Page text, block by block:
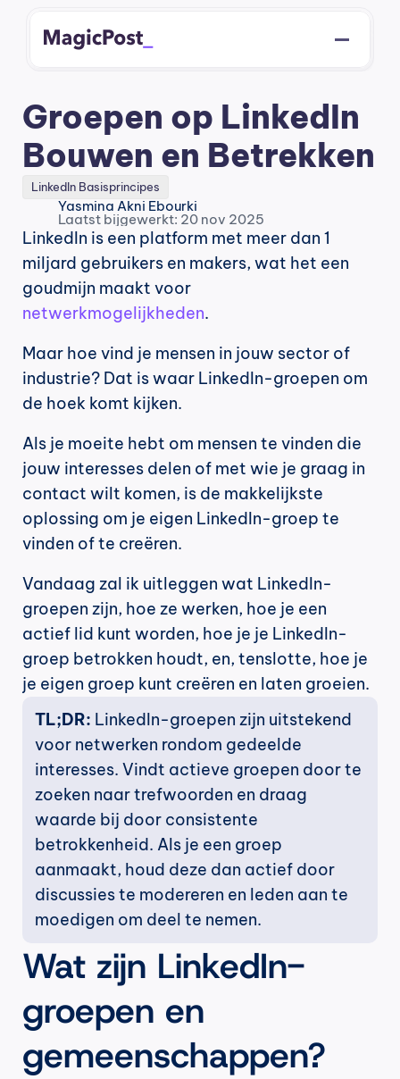
Groepen op LinkedIn
Bouwen en Betrekken
LinkedIn Basisprincipes
Yasmina Akni Ebourki
Laatst bijgewerkt: 20 nov 2025
LinkedIn is een platform met meer dan 1
miljard gebruikers en makers, wat het een
netwerkmogelijkheden.
Maar hoe vind je mensen in jouw sector of
industrie? Dat is waar LinkedIn-groepen om
de hoek komt kijken.
Als je moeite hebt om mensen te vinden die
jouw interesses delen of met wie je graag in
contact wilt komen, is de makkelijkste
oplossing om je eigen LinkedIn-groep te
vinden of te creëren.
Vandaag zal ik uitleggen wat LinkedIn-
groepen zijn, hoe ze werken, hoe je een
actief lid kunt worden, hoe je je LinkedIn-
groep betrokken houdt, en, tenslotte, hoe je
je eigen groep kunt creëren en laten groeien.
TL;DR: LinkedIn-groepen zijn uitstekend
voor netwerken rondom gedeelde
interesses. Vindt actieve groepen door te
zoeken naar trefwoorden en draag
waarde bij door consistente
betrokkenheid. Als je een groep
aanmaakt, houd deze dan actief door
discussies te modereren en leden aan te
moedigen om deel te nemen.
Wat zijn LinkedIn-
groepen en
gemeenschappen?